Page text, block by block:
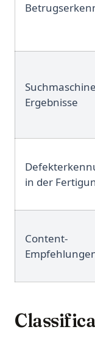
Ergebnisse
in der
Content-